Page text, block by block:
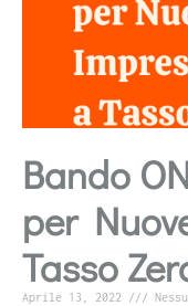
Bando
per
Tasso
Aprile 13, 2022